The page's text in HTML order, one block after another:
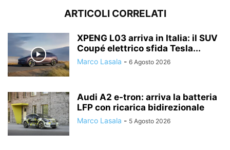
ARTICOLI CORRELATI
XPENG L03 arriva in Italia: il SUV
Coupé elettrico sfida Tesla...
Marco Lasala - 6 Agosto 2026
Audi A2 e-tron: arriva la batteria
LFP con ricarica bidirezionale
Marco Lasala - 5 Agosto 2026